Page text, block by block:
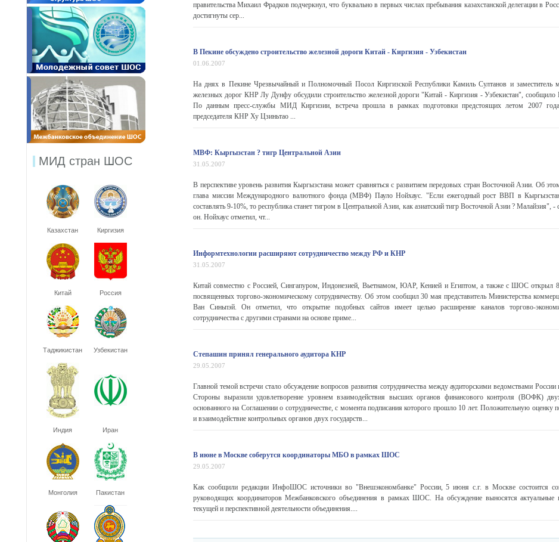
МИД стран ШОС
Казахстан Киргизия
Китай Россия
Таджикистан Узбекистан
Индия Иран
Монголия Пакистан
правительства Михаил Фрадков подчеркнул, что буквально в первых числах пребывания казахстанской делегации в
достигнуты сер...
В Пекине обсуждено строительство железной дороги Китай - Киргизия - Узбекистан
01.06.2007
На днях в Пекине Чрезвычайный и Полномочный Посол Киргизской Республики Камиль Султанов и заместитель
железных дорог КНР Лу Дунфу обсудили строительство железной дороги "Китай - Киргизия - Узбекистан", сообщило
По данным пресс-службы МИД Киргизии, встреча прошла в рамках подготовки предстоящих летом 2007
председателя КНР Ху Цзиньтао ...
МВФ: Кыргызстан ? тигр Центральной Азии
31.05.2007
В перспективе уровень развития Кыргызстана может сравняться с развитием передовых стран Восточной Азии. Об
глава миссии Международного валютного фонда (МВФ) Пауло Нойхаус. "Если ежегодный рост ВВП в
составлять 9-10%, то республика станет тигром в Центральной Азии, как азиатский тигр Восточной Азии ? Малайзия", -
он. Нойхаус отметил, чт...
Информтехнологии расширяют сотрудничество между РФ и КНР
31.05.2007
Китай совместно с Россией, Сингапуром, Индонезией, Вьетнамом, ЮАР, Кенией и Египтом, а также с ШОС открыл 8
посвященных торгово-экономическому сотрудничеству. Об этом сообщил 30 мая представитель Министерства
Ван Синьпэй. Он отметил, что открытие подобных сайтов имеет целью расширение каналов торгово-
сотрудничества с другими странами на основе приме...
Степашин принял генерального аудитора КНР
29.05.2007
Главной темой встречи стало обсуждение вопросов развития сотрудничества между аудиторскими ведомствами России
Стороны выразили удовлетворение уровнем взаимодействия высших органов финансового контроля (ВОФК)
основанного на Соглашении о сотрудничестве, с момента подписания которого прошло 10 лет. Положительную оценку
и взаимодействие контрольных органов двух государств...
В июне в Москве соберутся координаторы МБО в рамках ШОС
29.05.2007
Как сообщили редакции ИнфоШОС источники во "Внешэкономбанке" России, 5 июня с.г. в Москве состоится
руководящих координаторов Межбанковского объединения в рамках ШОС. На обсуждение выносятся актуальные
текущей и перспективной деятельности объединения....